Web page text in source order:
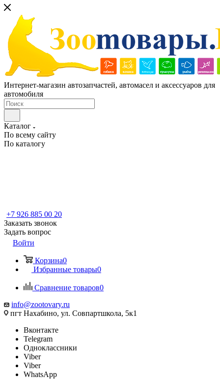
Интернет-магазин автозапчастей, автомасел и аксессуаров для
автомобиля
Каталог
По всему сайту
По каталогу
+7 926 885 00 20
Заказать звонок
Задать вопрос
Войти
Корзина0
Избранные товары0
Сравнение товаров0
info@zootovary.ru
пгт Нахабино, ул. Совпартшкола, 5к1
Вконтакте
Telegram
Одноклассники
Viber
Viber
WhatsApp